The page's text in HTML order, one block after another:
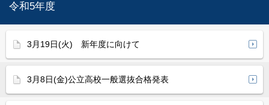
令和5年度
3月19日(火) 新年度に向けて
3月8日(金)公立高校一般選抜合格発表